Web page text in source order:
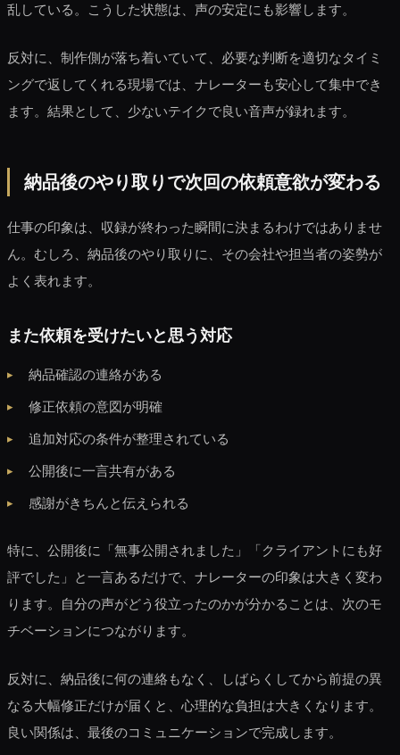
乱している。こうした状態は、声の安定にも影響します。
反対に、制作側が落ち着いていて、必要な判断を適切なタイミ
ングで返してくれる現場では、ナレーターも安心して集中でき
ます。結果として、少ないテイクで良い音声が録れます。
納品後のやり取りで次回の依頼意欲が変わる
仕事の印象は、収録が終わった瞬間に決まるわけではありませ
ん。むしろ、納品後のやり取りに、その会社や担当者の姿勢が
よく表れます。
また依頼を受けたいと思う対応
納品確認の連絡がある
修正依頼の意図が明確
追加対応の条件が整理されている
公開後に一言共有がある
感謝がきちんと伝えられる
特に、公開後に「無事公開されました」「クライアントにも好
評でした」と一言あるだけで、ナレーターの印象は大きく変わ
ります。自分の声がどう役立ったのかが分かることは、次のモ
チベーションにつながります。
反対に、納品後に何の連絡もなく、しばらくしてから前提の異
なる大幅修正だけが届くと、心理的な負担は大きくなります。
良い関係は、最後のコミュニケーションで完成します。